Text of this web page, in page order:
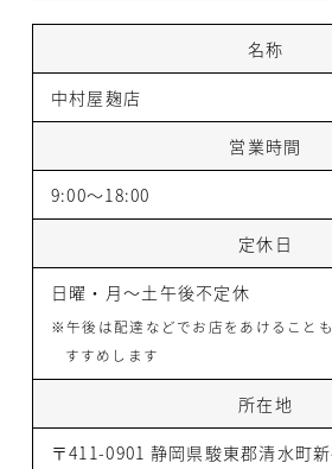
名称
中村屋麹店
営業時間
9:00〜18:00
定休日
日曜・月～土午後不定休
※午後は配達などでお店をあけること
すすめします
所在地
〒411-0901 静岡県駿東郡清水町